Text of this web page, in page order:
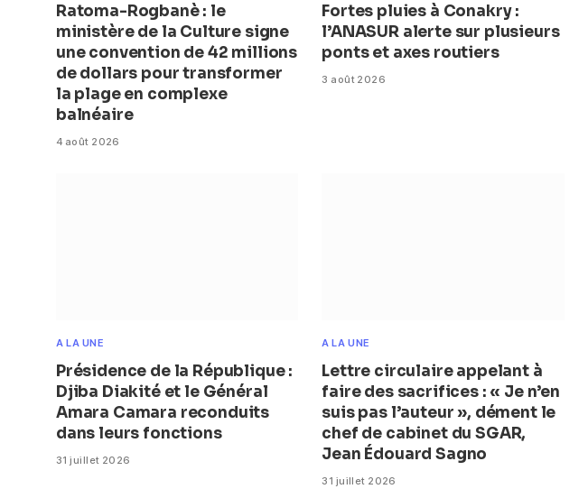
Ratoma-Rogbanè : le
ministère de la Culture signe
une convention de 42 millions
de dollars pour transformer
la plage en complexe
balnéaire
4 août 2026
Fortes pluies à Conakry :
l’ANASUR alerte sur plusieurs
ponts et axes routiers
3 août 2026
A LA UNE
Présidence de la République :
Djiba Diakité et le Général
Amara Camara reconduits
dans leurs fonctions
31 juillet 2026
A LA UNE
Lettre circulaire appelant à
faire des sacrifices : « Je n’en
suis pas l’auteur », dément le
chef de cabinet du SGAR,
Jean Édouard Sagno
31 juillet 2026